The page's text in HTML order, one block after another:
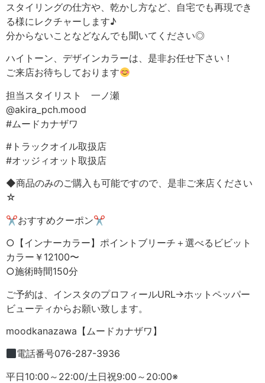
スタイリングの仕方や、乾かし方など、自宅でも再現でき
る様にレクチャーします♪
分からないことなどなんでも聞いてください◎
ハイトーン、デザインカラーは、是非お任せ下さい！
ご来店お待ちしております
担当スタイリスト 一ノ瀬
@akira_pch.mood
#ムードカナザワ
#トラックオイル取扱店
#オッジィオット取扱店
◆商品のみのご購入も可能ですので、是非ご来店ください
☆
✂︎おすすめクーポン✂︎
○【インナーカラー】ポイントブリーチ＋選べるビビット
カラー￥12100〜
○施術時間150分
ご予約は、インスタのプロフィールURL→ホットペッパー
ビューティからお願い致します。
moodkanazawa【ムードカナザワ】
電話番号076-287-3936
平日10:00～22:00/土日祝9:00～20:00※